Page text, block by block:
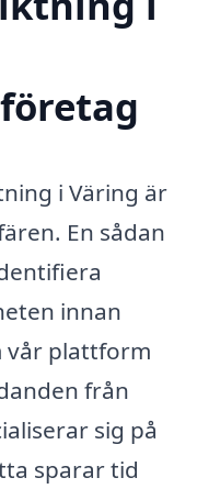
i Väring är
En sådan
innan
vår plattform
från
sig på
sparar tid